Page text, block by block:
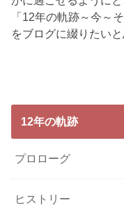
「12年の軌跡～今～
をブログに綴りたいと
12年の軌跡
プロローグ
ヒストリー